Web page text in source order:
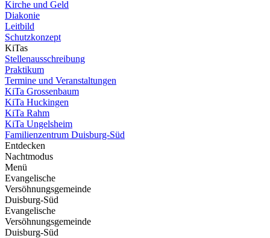
Kirche und Geld
Diakonie
Leitbild
Schutzkonzept
KiTas
Stellenausschreibung
Praktikum
Termine und Veranstaltungen
KiTa Grossenbaum
KiTa Huckingen
KiTa Rahm
KiTa Ungelsheim
Familienzentrum Duisburg-Süd
Entdecken
Nachtmodus
Menü
Evangelische
Versöhnungsgemeinde
Duisburg-Süd
Evangelische
Versöhnungsgemeinde
Duisburg-Süd